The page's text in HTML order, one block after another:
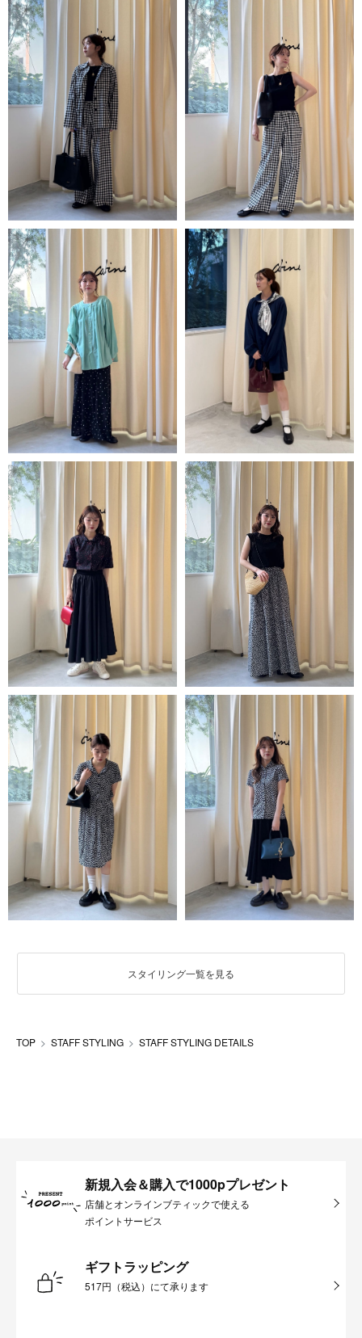
スタイリング一覧を見る
TOP STAFF STYLING STAFF STYLING DETAILS
新規入会＆購入で1000pプレゼント
店舗とオンラインブティックで使える
ポイントサービス
ギフトラッピング
517円（税込）にて承ります